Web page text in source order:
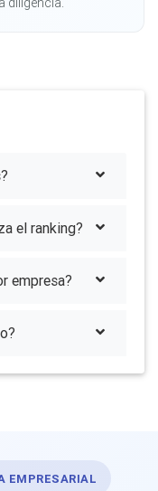
el ranking?
empresa?
EMPRESARIAL